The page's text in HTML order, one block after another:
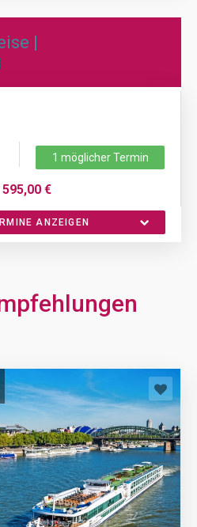
|
1 möglicher Termin
595,00 €
ANZEIGEN